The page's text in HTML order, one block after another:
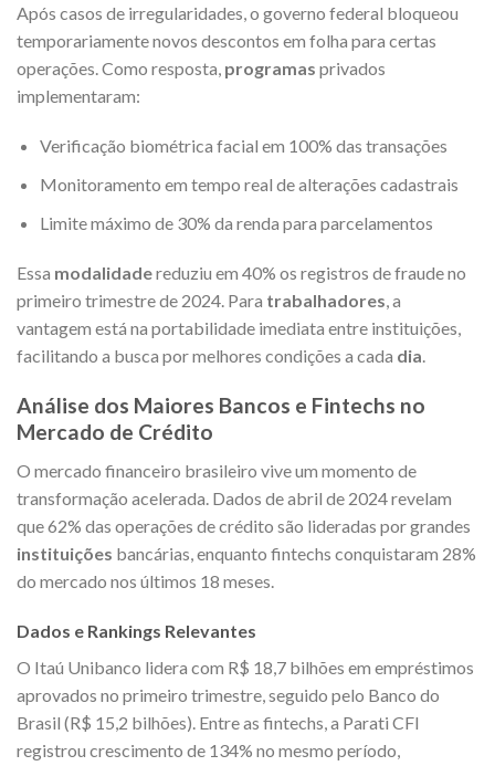
Após casos de irregularidades, o governo federal bloqueou
temporariamente novos descontos em folha para certas
operações. Como resposta, programas privados
implementaram:
Verificação biométrica facial em 100% das transações
Monitoramento em tempo real de alterações cadastrais
Limite máximo de 30% da renda para parcelamentos
Essa modalidadereduziu em 40% os registros de fraude no
primeiro trimestre de 2024. Para trabalhadores, a
vantagem está na portabilidade imediata entre instituições,
facilitando a busca por melhores condições a cada dia.
Análise dos Maiores Bancos e Fintechs no
Mercado de Crédito
O mercado financeiro brasileiro vive um momento de
transformação acelerada. Dados de abril de 2024 revelam
que 62% das operações de crédito são lideradas por grandes
instituições bancárias, enquanto fintechs conquistaram 28%
do mercado nos últimos 18 meses.
Dados e Rankings Relevantes
O Itaú Unibanco lidera com R$ 18,7 bilhões em empréstimos
aprovados no primeiro trimestre, seguido pelo Banco do
Brasil (R$ 15,2 bilhões). Entre as fintechs, a Parati CFI
registrou crescimento de 134% no mesmo período,